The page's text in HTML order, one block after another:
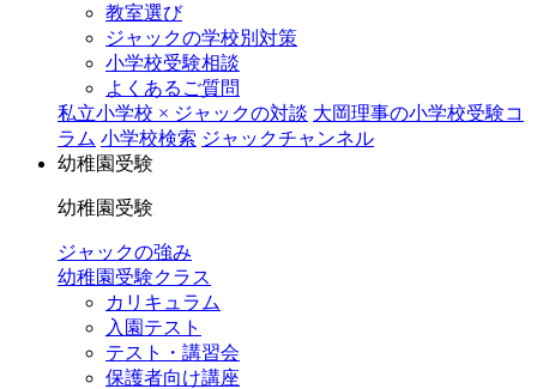
教室選び
ジャックの学校別対策
小学校受験相談
よくあるご質問
私立小学校 × ジャックの対談 大岡理事の小学校受験コ
ラム 小学校検索 ジャックチャンネル
幼稚園受験
幼稚園受験
ジャックの強み
幼稚園受験クラス
カリキュラム
入園テスト
テスト・講習会
保護者向け講座